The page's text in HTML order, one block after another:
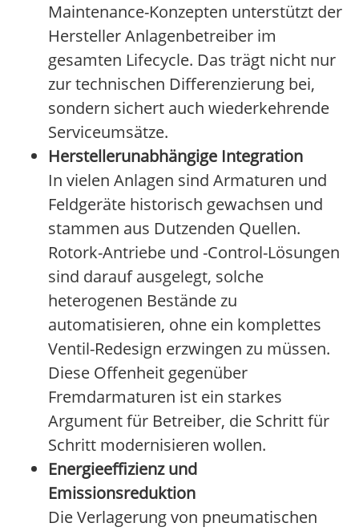
Maintenance-Konzepten unterstützt der
Hersteller Anlagenbetreiber im
gesamten Lifecycle. Das trägt nicht nur
zur technischen Differenzierung bei,
sondern sichert auch wiederkehrende
Serviceumsätze.
Herstellerunabhängige Integration
In vielen Anlagen sind Armaturen und
Feldgeräte historisch gewachsen und
stammen aus Dutzenden Quellen.
Rotork-Antriebe und -Control-Lösungen
sind darauf ausgelegt, solche
heterogenen Bestände zu
automatisieren, ohne ein komplettes
Ventil-Redesign erzwingen zu müssen.
Diese Offenheit gegenüber
Fremdarmaturen ist ein starkes
Argument für Betreiber, die Schritt für
Schritt modernisieren wollen.
Energieeffizienz und
Emissionsreduktion
Die Verlagerung von pneumatischen